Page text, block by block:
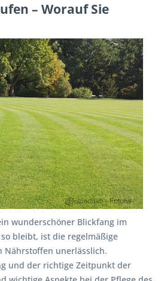
– Worauf Sie
wunderschöner Blickfang im
bleibt, ist die regelmäßige
Nährstoffen unerlässlich.
und der richtige Zeitpunkt der